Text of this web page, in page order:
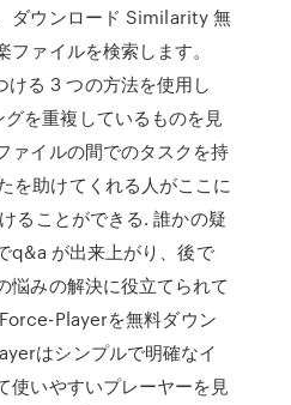
ダウンロード Similarity 無
ァイルを検索します。
る 3 つの方法を使用し
を重複しているものを見
ァイルの間でのタスクを持
を助けてくれる人がここに
ることができる. 誰かの疑
q&a が出来上がり、後で
悩みの解決に役立てられて
Playerを無料ダウン
はシンプルで明確なイ
使いやすいプレーヤーを見